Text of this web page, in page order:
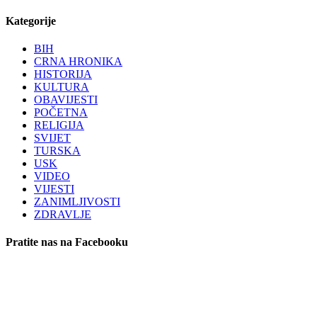
Kategorije
BIH
CRNA HRONIKA
HISTORIJA
KULTURA
OBAVIJESTI
POČETNA
RELIGIJA
SVIJET
TURSKA
USK
VIDEO
VIJESTI
ZANIMLJIVOSTI
ZDRAVLJE
Pratite nas na Facebooku